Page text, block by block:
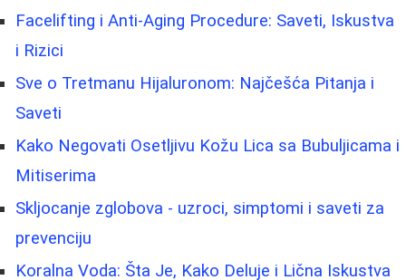
Facelifting i Anti-Aging Procedure: Saveti, Iskustva
i Rizici
Sve o Tretmanu Hijaluronom: Najčešća Pitanja i
Saveti
Kako Negovati Osetljivu Kožu Lica sa Bubuljicama i
Mitiserima
Skljocanje zglobova - uzroci, simptomi i saveti za
prevenciju
Koralna Voda: Šta Je, Kako Deluje i Lična Iskustva